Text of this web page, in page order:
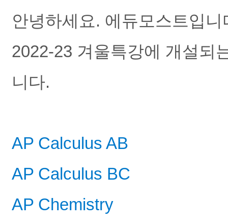
안녕하세요. 에듀모스트입
2022-23 겨울특강에 개설되
니다.
AP Calculus AB
AP Calculus BC
AP Chemistry